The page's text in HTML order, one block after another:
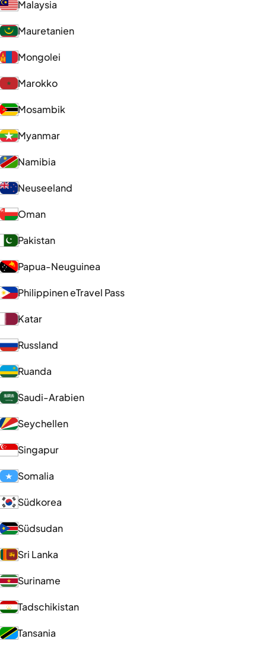
Malaysia
Mauretanien
Mongolei
Marokko
Mosambik
Myanmar
Namibia
Neuseeland
Oman
Pakistan
Papua-Neuguinea
Philippinen eTravel Pass
Katar
Russland
Ruanda
Saudi-Arabien
Seychellen
Singapur
Somalia
Südkorea
Südsudan
Sri Lanka
Suriname
Tadschikistan
Tansania